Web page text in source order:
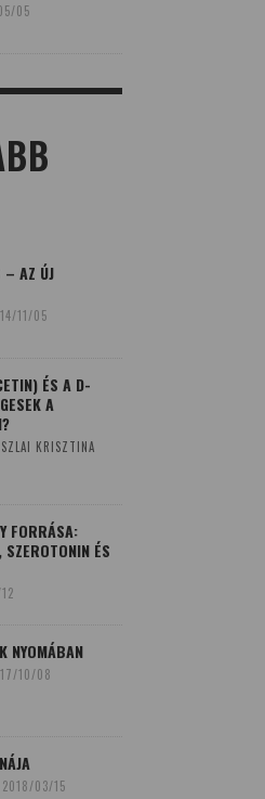
05
– AZ ÚJ
11/05
ÉS A D-
A
KRISZTINA
FORRÁSA:
ÉS
NYOMÁBAN
10/08
2018/03/15